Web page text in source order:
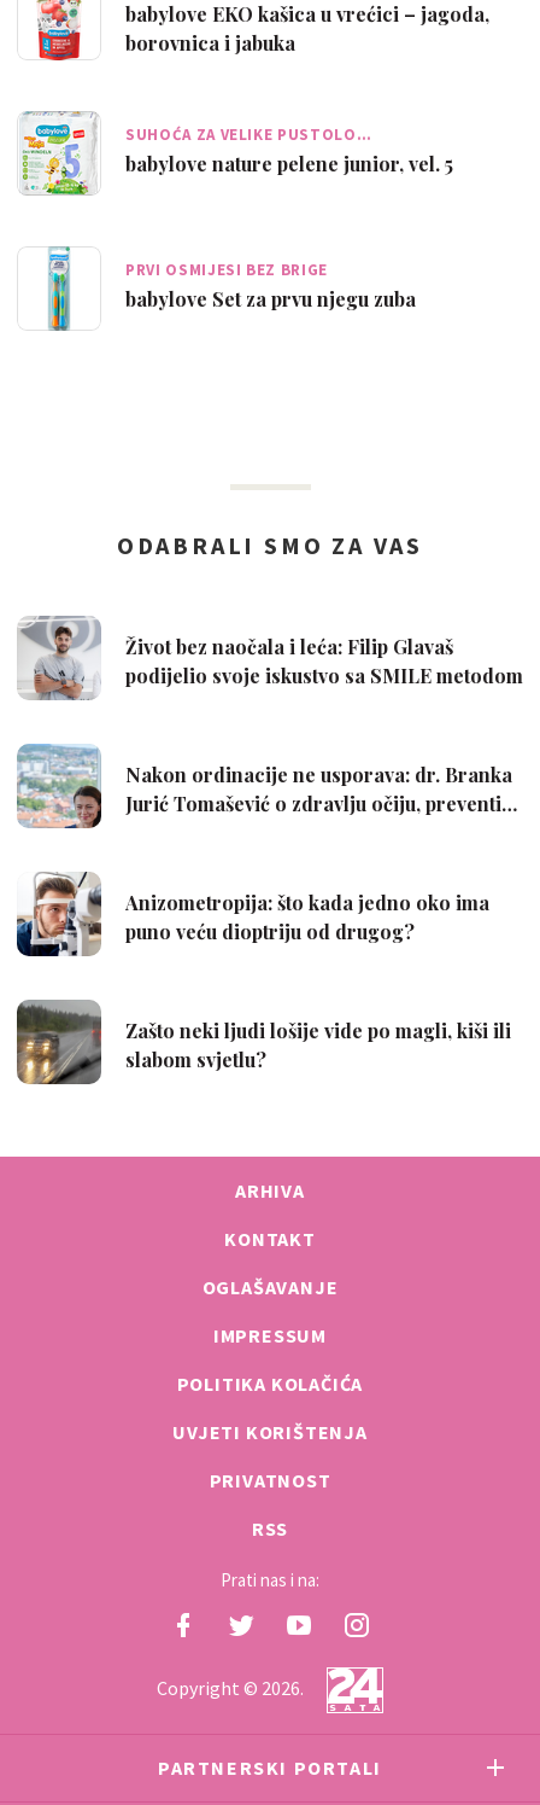
babylove EKO kašica u vrećici – jagoda,
borovnica i jabuka
SUHOĆA ZA VELIKE PUSTOLO…
babylove nature pelene junior, vel. 5
PRVI OSMIJESI BEZ BRIGE
babylove Set za prvu njegu zuba
ARHIVA
KONTAKT
OGLAŠAVANJE
IMPRESSUM
POLITIKA KOLAČIĆA
UVJETI KORIŠTENJA
PRIVATNOST
RSS
Prati nas i na:
Copyright © 2026.
PARTNERSKI PORTALI